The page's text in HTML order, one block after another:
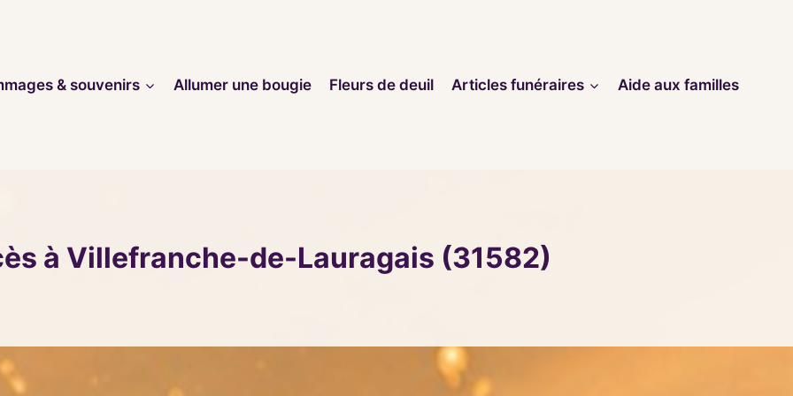
& souvenirs
Allumer une bougie Fleurs de deuil Articles funéraires Aide aux familles
à Villefranche-de-Lauragais (31582)